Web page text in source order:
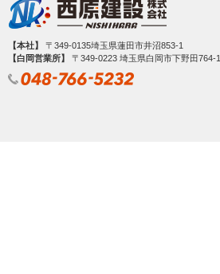
【本社】
〒349-0135埼玉県蓮田市井沼853-1
【白岡営業所】
〒349‐0223 埼玉県白岡市下野田764-1